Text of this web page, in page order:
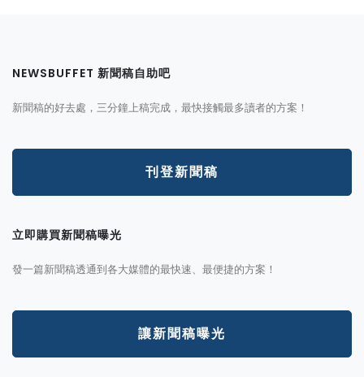
NEWSBUFFET 新聞稿自助吧
新聞稿的好去處，三分鐘上稿完成，最快接觸最多讀者的方案！
刊登新聞稿
立即購買新聞稿曝光
發一篇新聞稿透通到各大媒體的最快速、最便捷的方案！
讓新聞稿曝光